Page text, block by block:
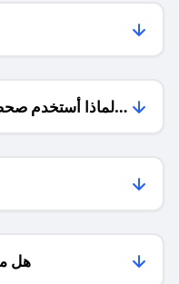
لماذا أستخدم
هل